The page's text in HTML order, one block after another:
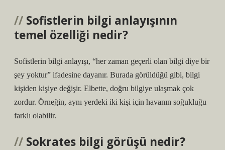
Sofistlerin bilgi anlayışının
temel özelliği nedir?
Sofistlerin bilgi anlayışı, “her zaman geçerli olan bilgi diye bir
şey yoktur” ifadesine dayanır. Burada görüldüğü gibi, bilgi
kişiden kişiye değişir. Elbette, doğru bilgiye ulaşmak çok
zordur. Örneğin, aynı yerdeki iki kişi için havanın soğukluğu
farklı olabilir.
Sokrates bilgi görüşü nedir?